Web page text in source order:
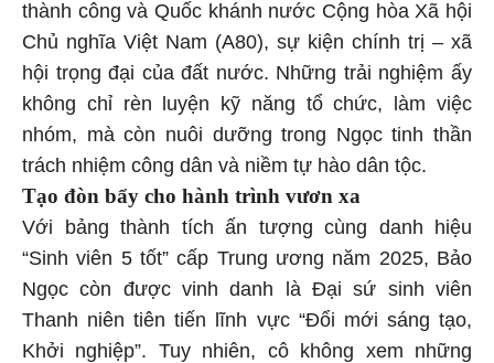
thành công và Quốc khánh nước Cộng hòa Xã hội
Chủ nghĩa Việt Nam (A80), sự kiện chính trị – xã
hội trọng đại của đất nước. Những trải nghiệm ấy
không chỉ rèn luyện kỹ năng tổ chức, làm việc
nhóm, mà còn nuôi dưỡng trong Ngọc tinh thần
trách nhiệm công dân và niềm tự hào dân tộc.
Tạo đòn bẩy cho hành trình vươn xa
Với bảng thành tích ấn tượng cùng danh hiệu
“Sinh viên 5 tốt” cấp Trung ương năm 2025, Bảo
Ngọc còn được vinh danh là Đại sứ sinh viên
Thanh niên tiên tiến lĩnh vực “Đổi mới sáng tạo,
Khởi nghiệp”. Tuy nhiên, cô không xem những